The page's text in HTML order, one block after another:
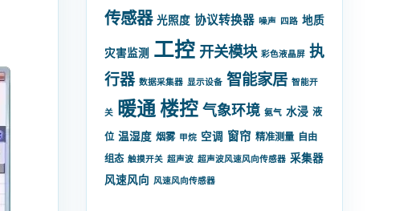
传感器 光照度 协议转换器 噪声 四路 地质
灾害监测 工控 开关模块 彩色液晶屏 执
行器 数据采集器 显示设备 智能家居 智能开
关 暖通楼控 气象环境 氨气 水浸 液
位 温湿度 烟雾 甲烷 空调 窗帘 精准测量 自由
组态 触摸开关 超声波 超声波风速风向传感器 采集器
风速风向 风速风向传感器